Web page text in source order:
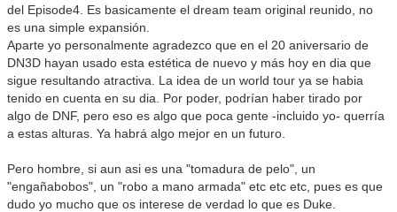
del Episode4. Es basicamente el dream team original reunido, no
es una simple expansión.
Aparte yo personalmente agradezco que en el 20 aniversario de
DN3D hayan usado esta estética de nuevo y más hoy en dia que
sigue resultando atractiva. La idea de un world tour ya se habia
tenido en cuenta en su dia. Por poder, podrían haber tirado por
algo de DNF, pero eso es algo que poca gente -incluido yo- querría
a estas alturas. Ya habrá algo mejor en un futuro.
Pero hombre, si aun asi es una "tomadura de pelo", un
"engañabobos", un "robo a mano armada" etc etc etc, pues es que
dudo yo mucho que os interese de verdad lo que es Duke.